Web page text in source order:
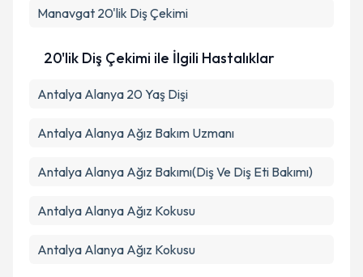
Manavgat 20'lik Diş Çekimi
20'lik Diş Çekimi ile İlgili Hastalıklar
Antalya Alanya 20 Yaş Dişi
Antalya Alanya Ağız Bakım Uzmanı
Antalya Alanya Ağız Bakımı(Diş Ve Diş Eti Bakımı)
Antalya Alanya Ağız Kokusu
Antalya Alanya Ağız Kokusu